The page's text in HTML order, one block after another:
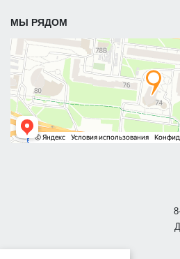
МЫ РЯДОМ